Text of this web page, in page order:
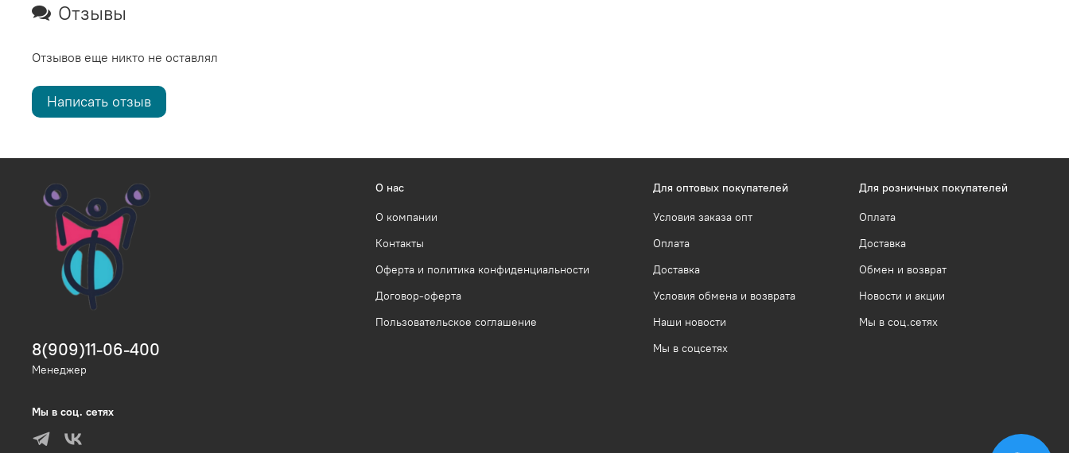
Отзывы
Отзывов еще никто не оставлял
Написать отзыв
О нас
О компании
Контакты
Оферта и политика конфиденциальности
Договор-оферта
Пользовательское соглашение
Для оптовых покупателей
Условия заказа опт
Оплата
Доставка
Условия обмена и возврата
Наши новости
Мы в соцсетях
Для розничных покупателей
Оплата
Доставка
Обмен и возврат
Новости и акции
Мы в соц.сетях
8(909)11-06-400
Менеджер
Мы в соц. сетях